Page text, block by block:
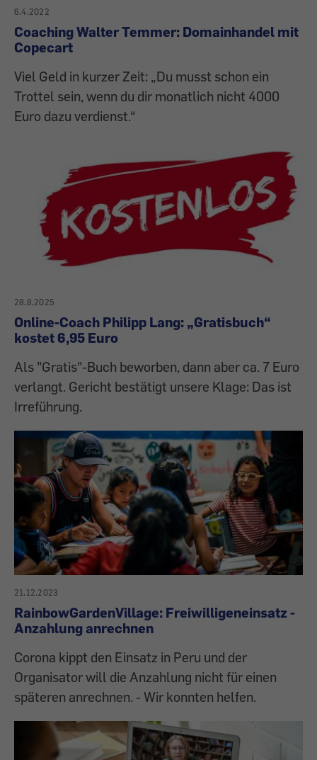
6.4.2022
Coaching Walter Temmer: Domainhandel mit
Copecart
Viel Geld in kurzer Zeit: „Du musst schon ein
Trottel sein, wenn du dir monatlich nicht 4000
Euro dazu verdienst.“
28.8.2025
Online-Coach Philipp Lang: „Gratisbuch“
kostet 6,95 Euro
Als "Gratis"-Buch beworben, dann aber ca. 7 Euro
verlangt. Gericht bestätigt unsere Klage: Das ist
Irreführung.
21.12.2023
RainbowGardenVillage: Freiwilligeneinsatz -
Anzahlung anrechnen
Corona kippt den Einsatz in Peru und der
Organisator will die Anzahlung nicht für einen
späteren anrechnen. - Wir konnten helfen.